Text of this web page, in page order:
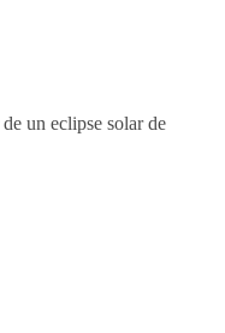
un eclipse solar de